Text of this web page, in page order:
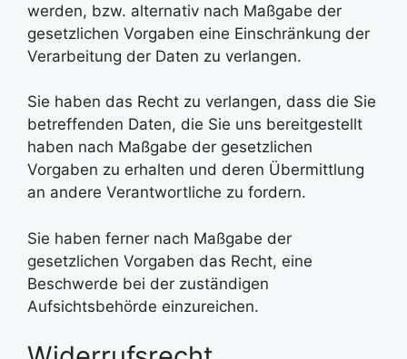
werden, bzw. alternativ nach Maßgabe der
gesetzlichen Vorgaben eine Einschränkung der
Verarbeitung der Daten zu verlangen.
Sie haben das Recht zu verlangen, dass die Sie
betreffenden Daten, die Sie uns bereitgestellt
haben nach Maßgabe der gesetzlichen
Vorgaben zu erhalten und deren Übermittlung
an andere Verantwortliche zu fordern.
Sie haben ferner nach Maßgabe der
gesetzlichen Vorgaben das Recht, eine
Beschwerde bei der zuständigen
Aufsichtsbehörde einzureichen.